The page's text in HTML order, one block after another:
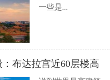
一些是...
布达拉宫近60层楼高